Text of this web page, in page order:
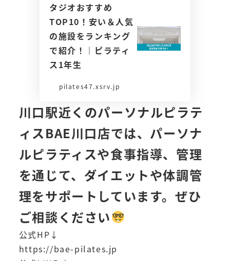
タジオおすすめ
TOP10！安い＆人気
の施設をランキング
で紹介！｜ピラティ
ス1年生
pilates47.xsrv.jp
川口駅近くのパーソナルピラテ
ィスBAE川口店では、パーソナ
ルピラティスや食事指導、管理
を通じて、ダイエットや体調管
理をサポートしています。ぜひ
ご相談ください
公式HP↓
https://bae-pilates.jp